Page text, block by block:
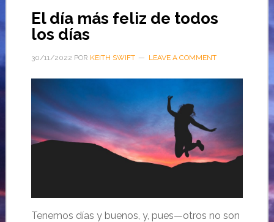
El día más feliz de todos
los días
30/11/2022 POR KEITH SWIFT LEAVE A COMMENT
Tenemos días y buenos, y, pues—otros no son